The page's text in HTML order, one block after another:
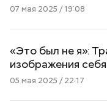
07 мая 2025 / 19:08
«Это был не я»:
изображения
05 мая 2025 / 22:17